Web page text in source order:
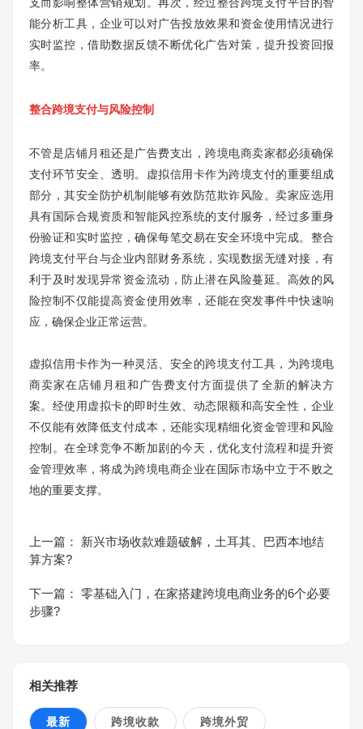
能分析工具，企业可以对广告投放效果和资金使用情况进行
实时监控，借助数据反馈不断优化广告对策，提升投资回报
率。
整合跨境支付与风险控制
不管是店铺月租还是广告费支出，跨境电商卖家都必须确保
支付环节安全、透明。虚拟信用卡作为跨境支付的重要组成
部分，其安全防护机制能够有效防范欺诈风险。卖家应选用
具有国际合规资质和智能风控系统的支付服务，经过多重身
份验证和实时监控，确保每笔交易在安全环境中完成。整合
跨境支付平台与企业内部财务系统，实现数据无缝对接，有
利于及时发现异常资金流动，防止潜在风险蔓延。高效的风
险控制不仅能提高资金使用效率，还能在突发事件中快速响
应，确保企业正常运营。
虚拟信用卡作为一种灵活、安全的跨境支付工具，为跨境电
商卖家在店铺月租和广告费支付方面提供了全新的解决方
案。经使用虚拟卡的即时生效、动态限额和高安全性，企业
不仅能有效降低支付成本，还能实现精细化资金管理和风险
控制。在全球竞争不断加剧的今天，优化支付流程和提升资
金管理效率，将成为跨境电商企业在国际市场中立于不败之
地的重要支撑。
上一篇：
新兴市场收款难题破解，土耳其、巴西本地结
算方案?
下一篇： 零基础入门，在家搭建跨境电商业务的6个必要
步骤?
相关推荐
最新 跨境收款 跨境外贸